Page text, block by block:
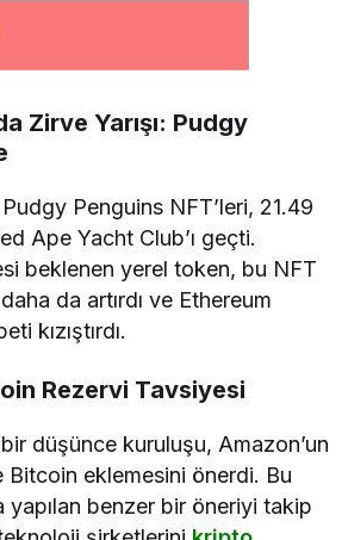
Zirve Yarışı: Pudgy
Penguins NFT’leri, 21.49
Ape Yacht Club’ı geçti.
beklenen yerel token, bu NFT
da artırdı ve Ethereum
kızıştırdı.
Rezervi Tavsiyesi
düşünce kuruluşu, Amazon’un
Bitcoin eklemesini önerdi. Bu
yapılan benzer bir öneriyi takip